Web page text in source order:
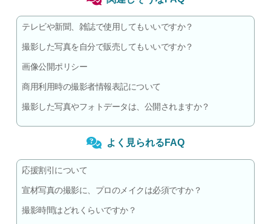
テレビや新聞、雑誌で使用してもいいですか？
撮影した写真を自分で販売してもいいですか？
画像公開ポリシー
商用利用時の撮影者情報表記について
撮影した写真やフォトデータは、公開されますか？
よく見られるFAQ
応援割引について
宣材写真の撮影に、プロのメイクは必須ですか？
撮影時間はどれくらいですか？